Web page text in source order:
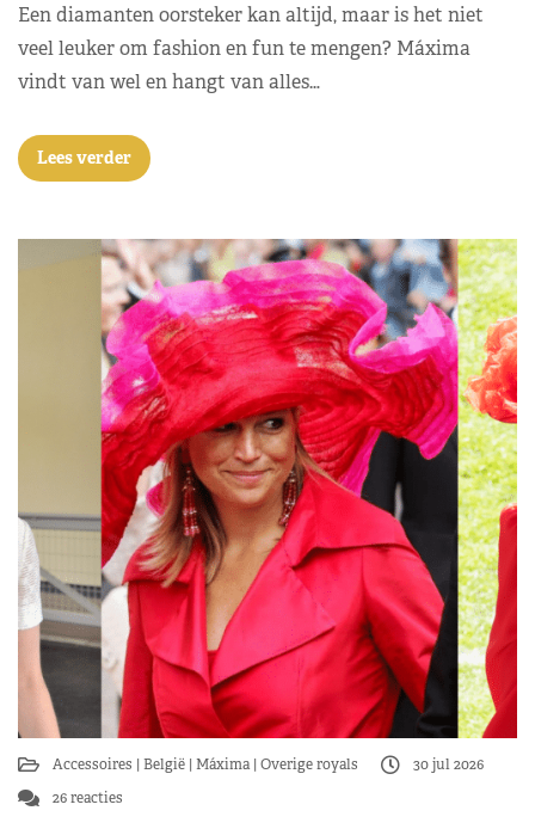
Een diamanten oorsteker kan altijd, maar is het niet
veel leuker om fashion en fun te mengen? Máxima
vindt van wel en hangt van alles…
Lees verder
Accessoires België Máxima Overige royals
30 jul 2026
26 reacties